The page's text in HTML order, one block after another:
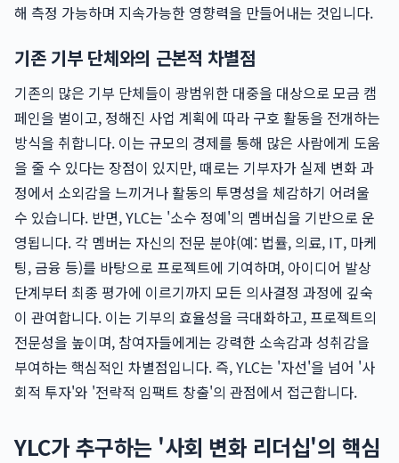
해 측정 가능하며 지속가능한 영향력을 만들어내는 것입니다.
기존 기부 단체와의 근본적 차별점
기존의 많은 기부 단체들이 광범위한 대중을 대상으로 모금 캠
페인을 벌이고, 정해진 사업 계획에 따라 구호 활동을 전개하는
방식을 취합니다. 이는 규모의 경제를 통해 많은 사람에게 도움
을 줄 수 있다는 장점이 있지만, 때로는 기부자가 실제 변화 과
정에서 소외감을 느끼거나 활동의 투명성을 체감하기 어려울
수 있습니다. 반면, YLC는 '소수 정예'의 멤버십을 기반으로 운
영됩니다. 각 멤버는 자신의 전문 분야(예: 법률, 의료, IT, 마케
팅, 금융 등)를 바탕으로 프로젝트에 기여하며, 아이디어 발상
단계부터 최종 평가에 이르기까지 모든 의사결정 과정에 깊숙
이 관여합니다. 이는 기부의 효율성을 극대화하고, 프로젝트의
전문성을 높이며, 참여자들에게는 강력한 소속감과 성취감을
부여하는 핵심적인 차별점입니다. 즉, YLC는 '자선'을 넘어 '사
회적 투자'와 '전략적 임팩트 창출'의 관점에서 접근합니다.
YLC가 추구하는 '사회 변화 리더십'의 핵심